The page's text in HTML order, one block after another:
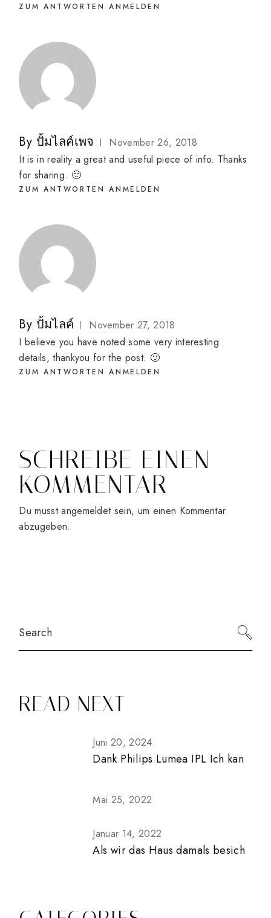
ZUM ANTWORTEN ANMELDEN
By ปั้มไลค์เพจ
November 26, 2018
It is in reality a great and useful piece of info. Thanks
for sharing. 🙂
ZUM ANTWORTEN ANMELDEN
By ปั้มไลค์
November 27, 2018
I believe you have noted some very interesting
details, thankyou for the post. 🙂
ZUM ANTWORTEN ANMELDEN
SCHREIBE EINEN
KOMMENTAR
Du musstangemeldetsein, um einen Kommentar
abzugeben.
READ NEXT
Juni 20, 2024
Dank Philips Lumea IPL Ich kan
Mai 25, 2022
Januar 14, 2022
Als wir das Haus damals besich